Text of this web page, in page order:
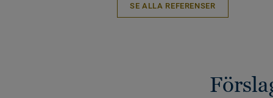
SE ALLA REFERENSER